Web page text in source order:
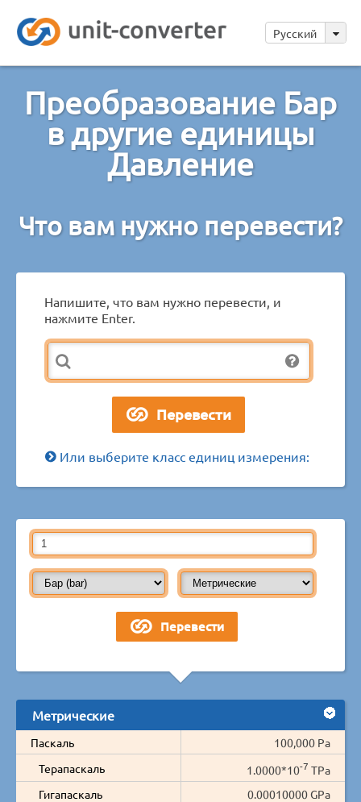
Русский
Преобразование Бар
в другие единицы
Давление
Что вам нужно перевести?
Напишите, что вам нужно перевести, и
нажмите Enter.
Или выберите класс единиц измерения:
Метрические
Паскаль
100,000 Pa
Терапаскаль
1.0000*10-7 TPa
Гигапаскаль
0.00010000 GPa